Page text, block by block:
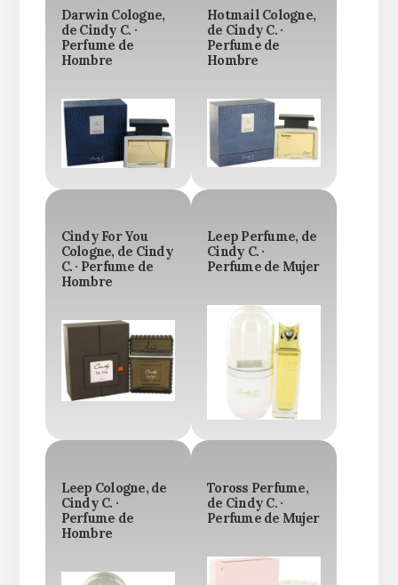
Darwin Cologne,
de Cindy C. ·
Perfume de
Hombre
Hotmail Cologne,
de Cindy C. ·
Perfume de
Hombre
Cindy For You
Cologne, de Cindy
C. · Perfume de
Hombre
Leep Perfume, de
Cindy C. ·
Perfume de Mujer
Leep Cologne, de
Cindy C. ·
Perfume de
Hombre
Toross Perfume,
de Cindy C. ·
Perfume de Mujer